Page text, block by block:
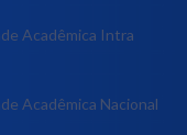
Acadêmica Intra
Acadêmica Nacional